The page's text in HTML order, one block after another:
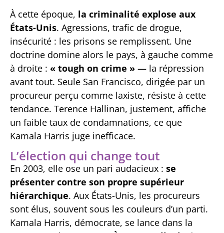
À cette époque, la criminalité explose aux
États-Unis. Agressions, trafic de drogue,
insécurité : les prisons se remplissent. Une
doctrine domine alors le pays, à gauche comme
à droite : « tough on crime » — la répression
avant tout. Seule San Francisco, dirigée par un
procureur perçu comme laxiste, résiste à cette
tendance. Terence Hallinan, justement, affiche
un faible taux de condamnations, ce que
Kamala Harris juge inefficace.
L’élection qui change tout
En 2003, elle ose un pari audacieux : se
présenter contre son propre supérieur
hiérarchique. Aux États-Unis, les procureurs
sont élus, souvent sous les couleurs d’un parti.
Kamala Harris, démocrate, se lance dans la